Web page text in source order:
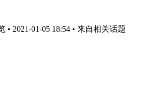
• 2021-01-05 18:54 • 来自相关话题